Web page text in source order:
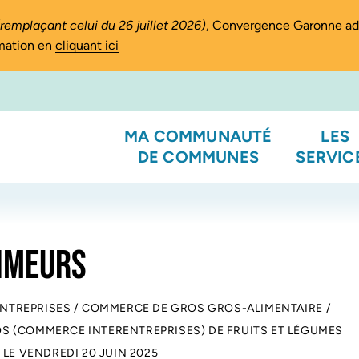
celui du 26 juillet 2026), Convergence Garonne
en cliquant ici
MA COMMUNAUTÉ
DE COMMUNES
LES
/ COMMERCE DE GROS GROS-ALIMENTAIRE /
(COMMERCE INTERENTREPRISES) DE FRUITS ET LÉGUMES
VENDREDI 20 JUIN 2025